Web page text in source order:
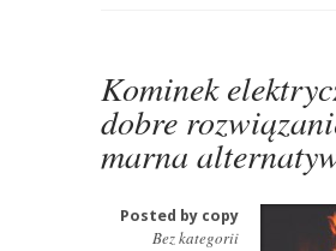
Kominek
dobre
marna
Posted by copy
Bez kategorii